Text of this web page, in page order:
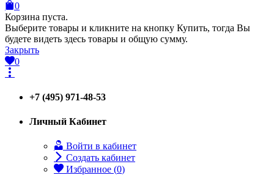
0
Корзина пуста.
Выберите товары и кликните на кнопку Купить, тогда Вы
будете видеть здесь товары и общую сумму.
Закрыть
0
+7 (495) 971-48-53
Личный Кабинет
Войти в кабинет
Создать кабинет
Избранное (0)